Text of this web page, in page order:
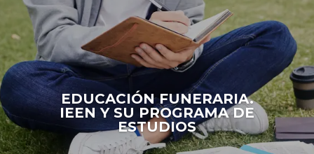
EDUCACIÓN FUNERARIA.
IEEN Y SU PROGRAMA DE
ESTUDIOS